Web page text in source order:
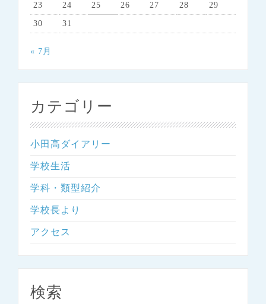
23 24 25 26 27 28 29
30 31
« 7月
カテゴリー
小田高ダイアリー
学校生活
学科・類型紹介
学校長より
アクセス
検索